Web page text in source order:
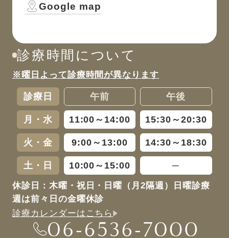
Google map
診療時間について
※曜日よって診療時間が異なります
診療日 午前 午後
月・水 11:00～14:00 15:30～20:30
火・金 9:00～13:00 14:30～18:30
土・日 10:00～15:00 ─
休診日：木曜・祝日・日曜（月2隔週）日曜診療
週は前々日の金曜休診
診療カレンダーはこちら